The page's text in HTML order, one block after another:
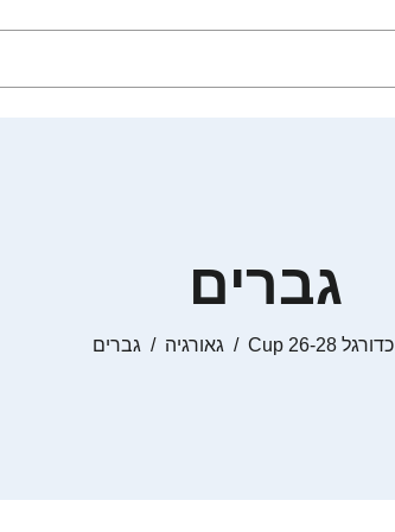
גברים
כדורגל Cup 26-28 גאורגיה גברים